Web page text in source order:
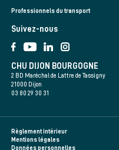
Professionnels du transport
Suivez-nous
CHU DIJON BOURGOGNE
2 BD Maréchal de Lattre de Tassigny
21000 Dijon
03 80 29 30 31
Règlement intérieur
Mentions légales
Données personnelles